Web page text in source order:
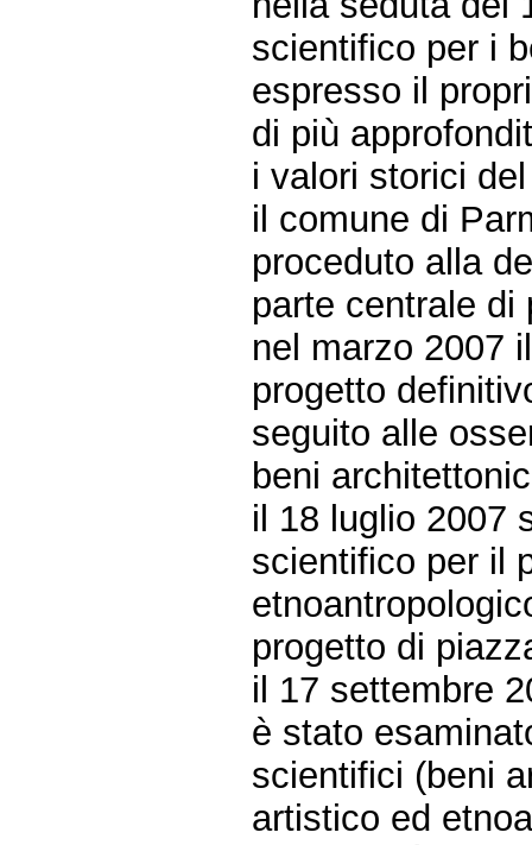
scientifico per i
espresso il
di più
i valori storici
il comune di
proceduto alla
parte centrale di
nel marzo 2007
progetto
seguito alle
beni
il 18 luglio 2007
scientifico per il
progetto di
il 17 settembre
è stato
scientifici (beni
artistico ed